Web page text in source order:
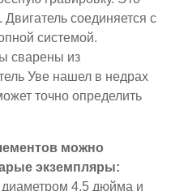
соединяется с
системой.
сварены из
Уве нашел в недрах
точно определить
можно
экземпляры:
4,5 дюйма и